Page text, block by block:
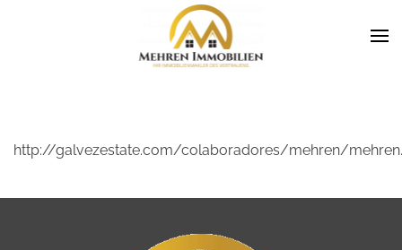
http://galvezestate.com/colaboradores/mehren/